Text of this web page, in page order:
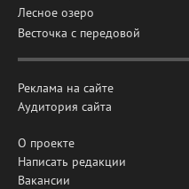
Лесное озеро
Весточка с передовой
Реклама на сайте
Аудитория сайта
О проекте
Написать редакции
Вакансии